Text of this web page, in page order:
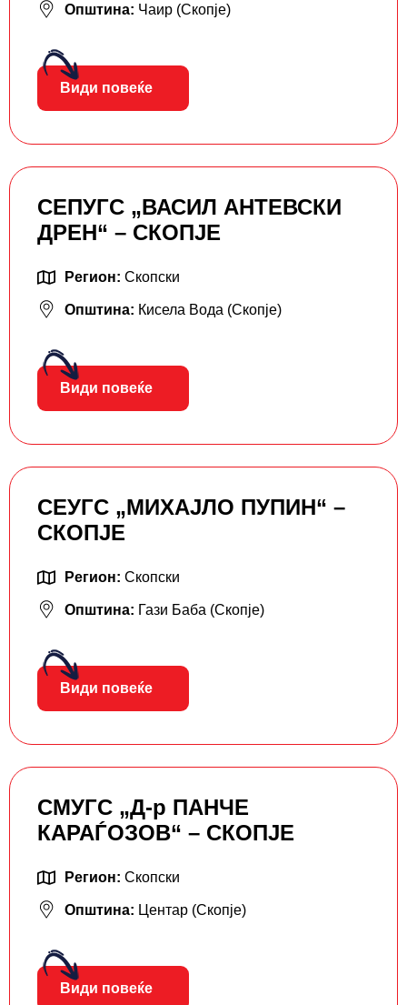
Општина: Чаир (Скопје)
Види повеќе
СЕПУГС „ВАСИЛ АНТЕВСКИ
ДРЕН“ – СКОПЈЕ
Регион: Скопски
Општина: Кисела Вода (Скопје)
Види повеќе
СЕУГС „МИХАЈЛО ПУПИН“ –
СКОПЈЕ
Регион: Скопски
Општина: Гази Баба (Скопје)
Види повеќе
СМУГС „Д-р ПАНЧЕ
КАРАЃОЗОВ“ – СКОПЈЕ
Регион: Скопски
Општина: Центар (Скопје)
Види повеќе